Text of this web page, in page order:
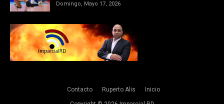
Domingo, Mayo 17, 2026
Contacto Ruperto Alis Inicio